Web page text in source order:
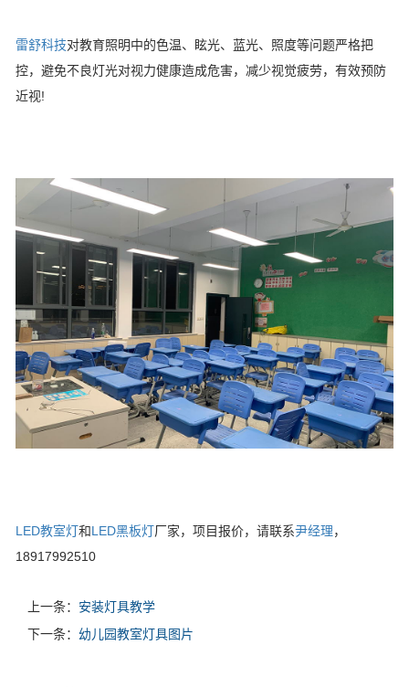
雷舒科技对教育照明中的色温、眩光、蓝光、照度等问题严格把
控，避免不良灯光对视力健康造成危害，减少视觉疲劳，有效预防
近视!
LED教室灯和LED黑板灯厂家，项目报价，请联系尹经理，
18917992510
上一条： 安装灯具教学
下一条： 幼儿园教室灯具图片